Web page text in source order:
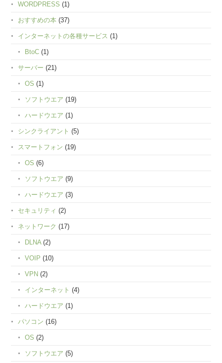
WORDPRESS (1)
おすすめの本 (37)
インターネットの各種サービス (1)
BtoC (1)
サーバー (21)
OS (1)
ソフトウエア (19)
ハードウエア (1)
シンクライアント (5)
スマートフォン (19)
OS (6)
ソフトウエア (9)
ハードウエア (3)
セキュリティ (2)
ネットワーク (17)
DLNA(2)
VOIP (10)
VPN (2)
インターネット (4)
ハードウエア (1)
パソコン (16)
OS (2)
ソフトウエア (5)